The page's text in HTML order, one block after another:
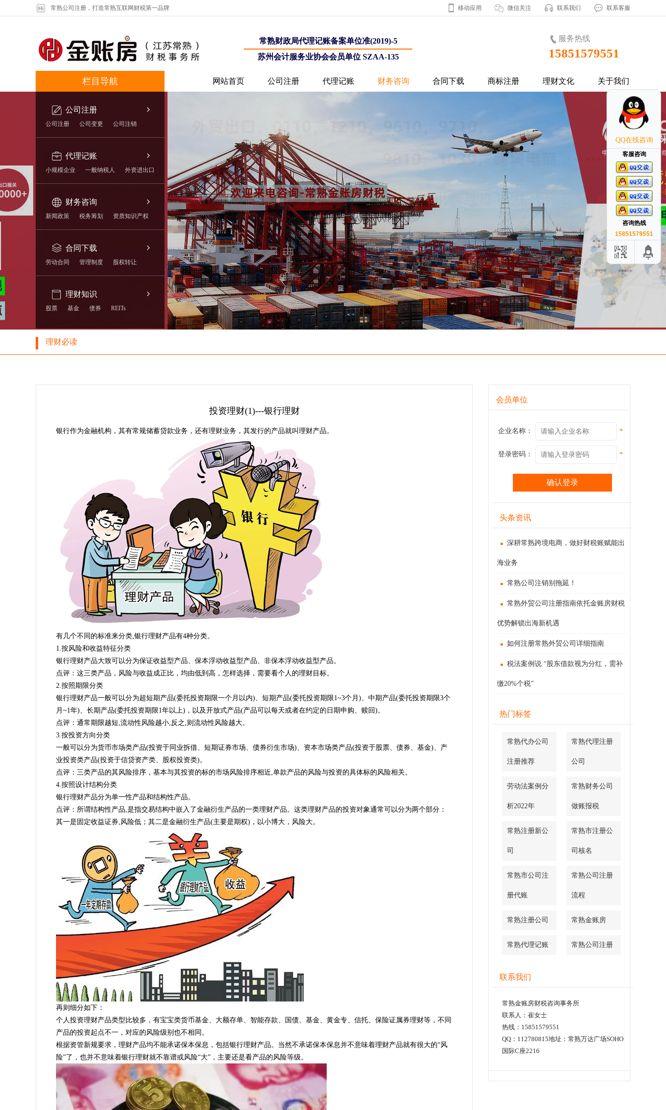
常熟公司注册，打造常熟互联网财税第一品牌 移动应用 微信关注 联系我们 联系客服
常熟财政局代理记账备案单位准(2019)-5
苏州会计服务业协会会员单位 SZAA-135
服务热线
15851579551
栏目导航 网站首页 公司注册 代理记账 财务咨询 合同下载 商标注册 理财文化 关于我们
公司注册
公司注册 公司变更 公司注销
代理记账
小规模企业 一般纳税人 外资进出口
财务咨询
新闻政策 税务筹划 资质知识产权
合同下载
劳动合同 管理制度 股权转让
理财知识
股票 基金 债券 REITs
理财必读
投资理财(1)---银行理财
银行作为金融机构，其有常规储蓄贷款业务，还有理财业务，其发行的产品就叫理财产品。
有几个不同的标准来分类,银行理财产品有4种分类。
1.按风险和收益特征分类
银行理财产品大致可以分为保证收益型产品、保本浮动收益型产品、非保本浮动收益型产品。
点评：这三类产品，风险与收益成正比，均由低到高，怎样选择，需要看个人的理财目标。
2.按照期限分类
银行理财产品一般可以分为超短期产品(委托投资期限一个月以内)、短期产品(委托投资期限1~3个月)、中期产品(委托投资期限3个
月~1年)、长期产品(委托投资期限1年以上)，以及开放式产品(产品可以每天或者在约定的日期申购、赎回)。
点评：通常期限越短,流动性风险越小,反之,则流动性风险越大。
3.按投资方向分类
一般可以分为货币市场类产品(投资于同业拆借、短期证券市场、债券衍生市场)、资本市场类产品(投资于股票、债券、基金)、产
业投资类产品(投资于信贷资产类、股权投资类)。
点评：三类产品的其风险排序，基本与其投资的标的市场风险排序相近,单款产品的风险与投资的具体标的风险相关。
4.按照设计结构分类
银行理财产品分为单一性产品和结构性产品。
点评：所谓结构性产品,是指交易结构中嵌入了金融衍生产品的一类理财产品。这类理财产品的投资对象通常可以分为两个部分：
其一是固定收益证券,风险低；其二是金融衍生产品(主要是期权)，以小博大，风险大。
再则细分如下：
个人投资理财产品类型比较多，有宝宝类货币基金、大额存单、智能存款、国债、基金、黄金专、信托、保险证属券理财等，不同
产品的投资起点不一，对应的风险级别也不相同。
根据资管新规要求，理财产品均不能承诺保本保息，包括银行理财产品。当然不承诺保本保息并不意味着理财产品就有很大的“风
险”了，也并不意味着银行理财就不靠谱或风险“大”，主要还是看产品的风险等级。
会员单位
企业名称： *
登录密码： *
头条资讯
深耕常熟跨境电商，做好财税账赋能出
海业务
常熟公司注销别拖延！
常熟外贸公司注册指南依托金账房财税
优势解锁出海新机遇
如何注册常熟外贸公司详细指南
税法案例说 “股东借款视为分红，需补
缴20%个税”
热门标签
常熟代办公司
注册推荐
常熟代理注册
公司
劳动法案例分
析2022年
常熟财务公司
做账报税
常熟注册新公
司
常熟市注册公
司核名
常熟市公司注
册代账
常熟公司注册
流程
常熟注册公司 常熟金账房
常熟代理记账 常熟公司注册
联系我们
常熟金账房财税咨询事务所
联系人：崔女士
热线：15851579551
QQ：112780815地址：常熟万达广场SOHO
国际C座2216
QQ在线咨询
客服咨询
咨询热线
15851579551